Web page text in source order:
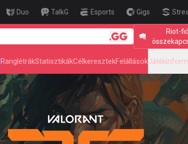
Duo TalkG Esports Gigs
Riot-
🎯 Level Up
RanglétrákStatisztikákCélkeresztekFelállások